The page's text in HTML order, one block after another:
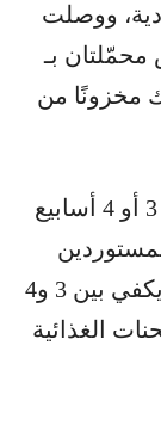
ووصلت
بـ
مخزونًا من
– مخزون السوبرماركت يكفي لفترة 3 أو 4 أسابيع
الذي زاد أصلًا تحسّبًا لشهر رمضان ويكفي بين 3 و4
الغذائية